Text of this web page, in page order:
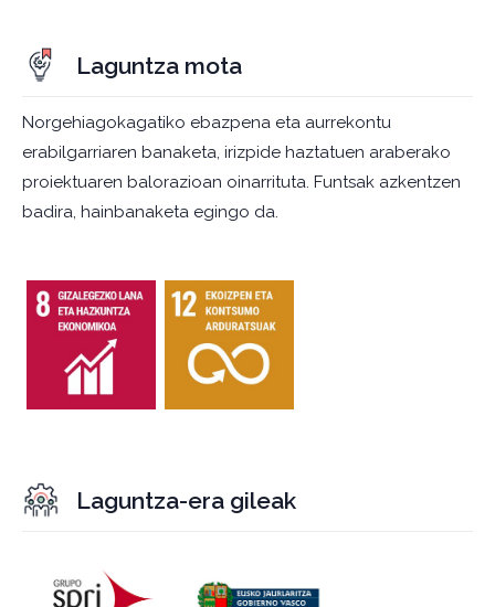
Laguntza mota
Norgehiagokagatiko ebazpena eta aurrekontu
erabilgarriaren banaketa, irizpide haztatuen araberako
proiektuaren balorazioan oinarrituta. Funtsak azkentzen
badira, hainbanaketa egingo da.
Laguntza-era gileak